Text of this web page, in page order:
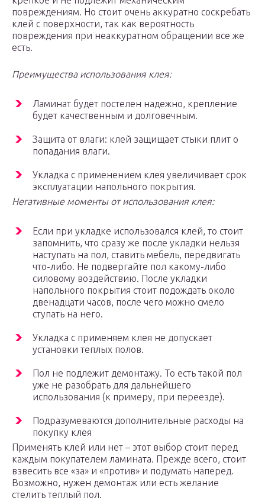
повреждениям. Но стоит очень аккуратно соскребать
клей с поверхности, так как вероятность
повреждения при неаккуратном обращении все же
есть.
Преимущества использования клея:
Ламинат будет постелен надежно, крепление
будет качественным и долговечным.
Защита от влаги: клей защищает стыки плит о
попадания влаги.
Укладка с применением клея увеличивает срок
эксплуатации напольного покрытия.
Негативные моменты от использования клея:
Если при укладке использовался клей, то стоит
запомнить, что сразу же после укладки нельзя
наступать на пол, ставить мебель, передвигать
что-либо. Не подвергайте пол какому-либо
силовому воздействию. После укладки
напольного покрытия стоит подождать около
двенадцати часов, после чего можно смело
ступать на него.
Укладка с применяем клея не допускает
установки теплых полов.
Пол не подлежит демонтажу. То есть такой пол
уже не разобрать для дальнейшего
использования (к примеру, при переезде).
Подразумеваются дополнительные расходы на
покупку клея
Применять клей или нет – этот выбор стоит перед
каждым покупателем ламината. Прежде всего, стоит
взвесить все «за» и «против» и подумать наперед.
Возможно, нужен демонтаж или есть желание
стелить теплый пол.